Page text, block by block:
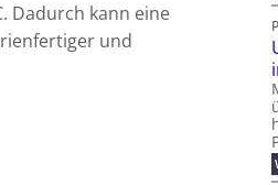
Dadurch kann eine
und